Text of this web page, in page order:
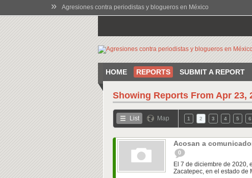
» Agresiones contra periodistas y blogueros en México
HOME REPORTS SUBMIT A REPORT
Showing Reports From Apr 23,
List Map 1 2 3 4 5 6
Acosan a
0
El 7 de diciembre de 2020,
Zacatepec, en el estado de